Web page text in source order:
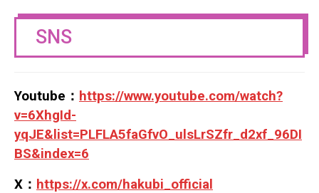
SNS
Youtube： https://www.youtube.com/watch?
v=6XhgId-
yqJE&list=PLFLA5faGfvO_ulsLrSZfr_d2xf_96DI
BS&index=6
X： https://x.com/hakubi_official